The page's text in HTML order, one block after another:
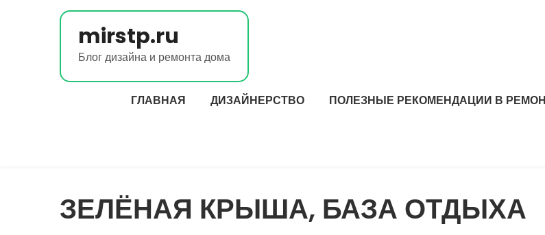
mirstp.ru
Блог дизайна и ремонта дома
ГЛАВНАЯ ДИЗАЙНЕРСТВО ПОЛЕЗНЫЕ РЕКОМЕНДАЦИИ В
ЗЕЛЁНАЯ КРЫША, БАЗА ОТДЫХА